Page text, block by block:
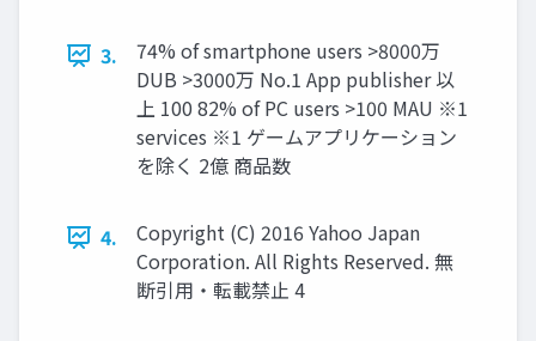
3.
74% of smartphone users >8000万
DUB >3000万 No.1 App publisher 以
上 100 82% of PC users >100 MAU ※1
services ※1 ゲームアプリケーション
を除く 2億 商品数
4.
Copyright (C) 2016 Yahoo Japan
Corporation. All Rights Reserved. 無
断引用・転載禁止 4